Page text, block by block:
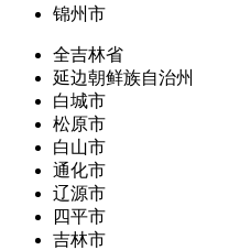
锦州市
全吉林省
延边朝鲜族自治州
白城市
松原市
白山市
通化市
辽源市
四平市
吉林市